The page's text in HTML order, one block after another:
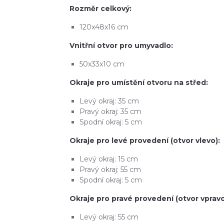
Rozměr celkový:
120x48x16 cm
Vnitřní otvor pro umyvadlo:
50x33x10 cm
Okraje pro umístění otvoru na střed:
Levý okraj: 35 cm
Pravý okraj: 35 cm
Spodní okraj: 5 cm
Okraje pro levé provedení (otvor vlevo):
Levý okraj: 15 cm
Pravý okraj: 55 cm
Spodní okraj: 5 cm
Okraje pro pravé provedení (otvor
Levý okraj: 55 cm